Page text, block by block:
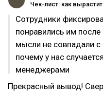
Сотрудники
понравились им после
мысли не совпадали
почему у нас
менеджерами
Прекрасный вывод!